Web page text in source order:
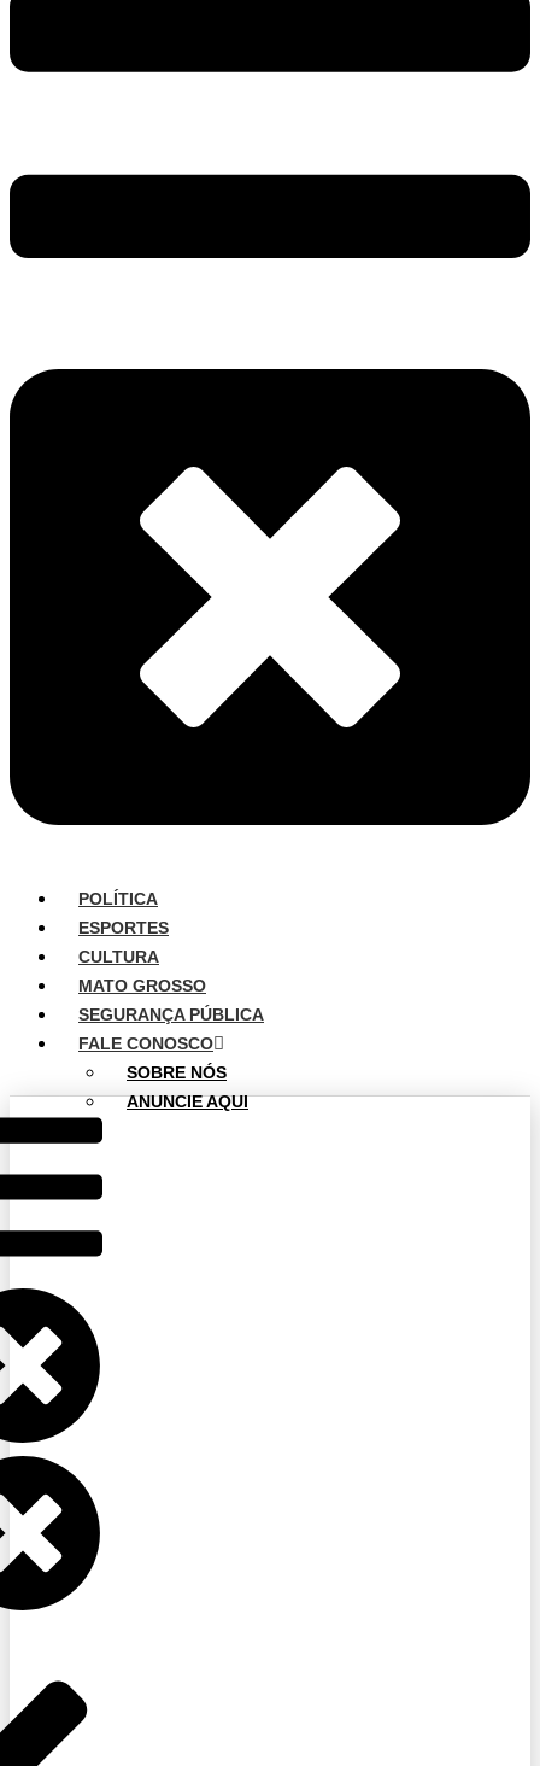
POLÍTICA
ESPORTES
CULTURA
MATO GROSSO
SEGURANÇA PÚBLICA
FALE CONOSCO
SOBRE NÓS
ANUNCIE AQUI